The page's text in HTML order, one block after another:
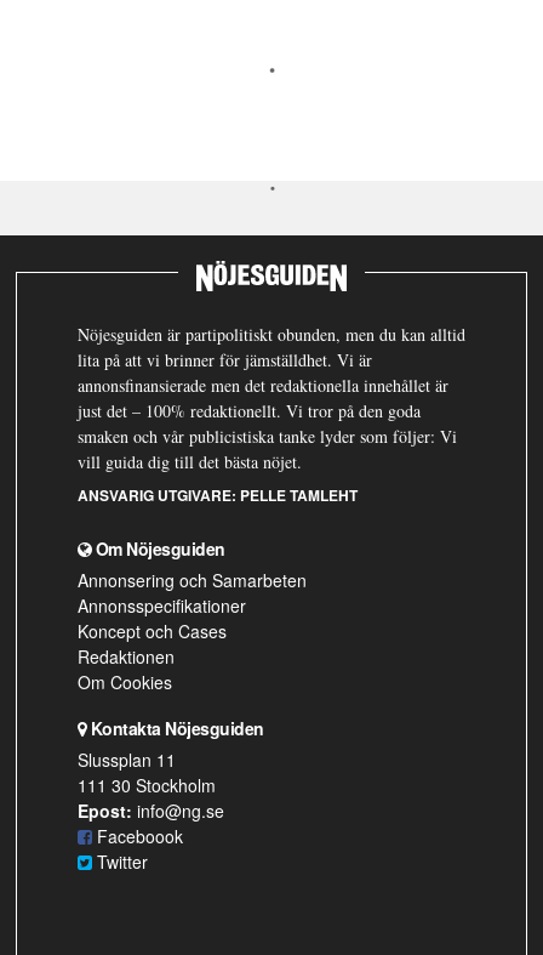
Nöjesguiden är partipolitiskt obunden, men du kan alltid
lita på att vi brinner för jämställdhet. Vi är
annonsfinansierade men det redaktionella innehållet är
just det – 100% redaktionellt. Vi tror på den goda
smaken och vår publicistiska tanke lyder som följer: Vi
vill guida dig till det bästa nöjet.
ANSVARIG UTGIVARE: PELLE TAMLEHT
Om Nöjesguiden
Annonsering och Samarbeten
Annonsspecifikationer
Koncept och Cases
Redaktionen
Om Cookies
Kontakta Nöjesguiden
Slussplan 11
111 30 Stockholm
Epost: info@ng.se
Faceboook
Twitter